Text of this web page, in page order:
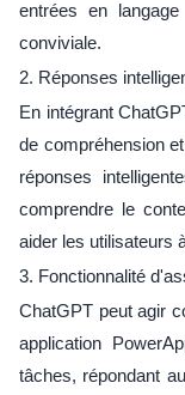
entrées en
conviviale.
2. Réponses
En intégrant
de compréhension
réponses
comprendre le
aider les utilisateurs
3. Fonctionnalité
ChatGPT peut agir
application
tâches, répondant